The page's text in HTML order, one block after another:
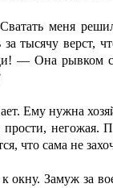
меня
за тысячу верст,
— Она рывком
Ему нужна
негожая.
что сама не
к окну. Замуж за